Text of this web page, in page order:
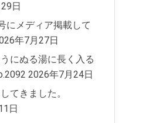
日
にメディア掲載して
年7月27日
にぬる湯に長く入る
2026年7月24日
てきました。
日